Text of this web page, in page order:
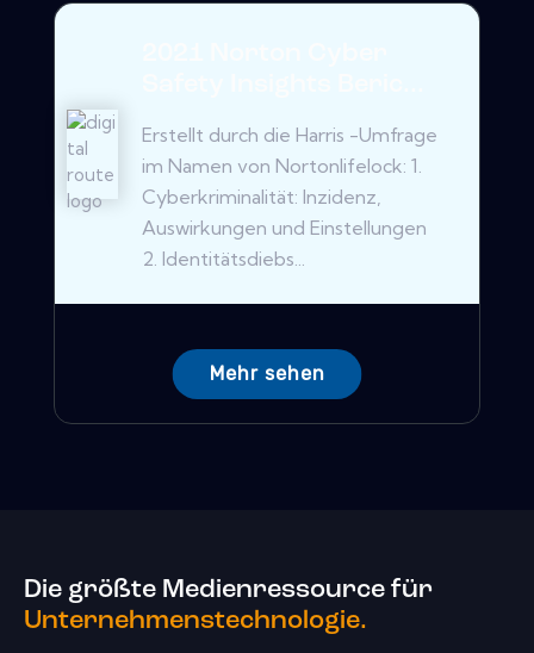
Erstellt durch die Harris -Umfrage
im Namen von Nortonlifelock: 1.
Cyberkriminalität: Inzidenz,
Auswirkungen und Einstellungen
2. Identitätsdiebs...
Mehr sehen
Die größte Medienressource für
Unternehmenstechnologie.